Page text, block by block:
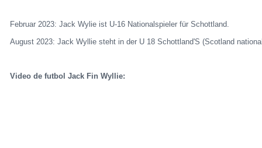
Februar 2023: Jack Wylie ist U-16 Nationalspieler für Schottland.
August 2023: Jack Wyllie steht in der U 18 Schottland'S (Scotland
Video de futbol Jack Fin Wyllie: